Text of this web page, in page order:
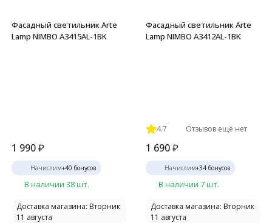
Фасадный светильник Arte
Lamp NIMBO A3415AL-1BK
1 990₽
Начислим+40 бонусов
В наличии 38 шт.
Доставка магазина: Вторник
11 августа
Фасадный светильник Arte
Lamp NIMBO A3412AL-1BK
4.7 Отзывов ещё нет
1 690₽
Начислим+34 бонусов
В наличии 7 шт.
Доставка магазина: Вторник
11 августа